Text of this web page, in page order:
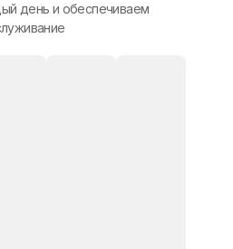
день и обеспечиваем